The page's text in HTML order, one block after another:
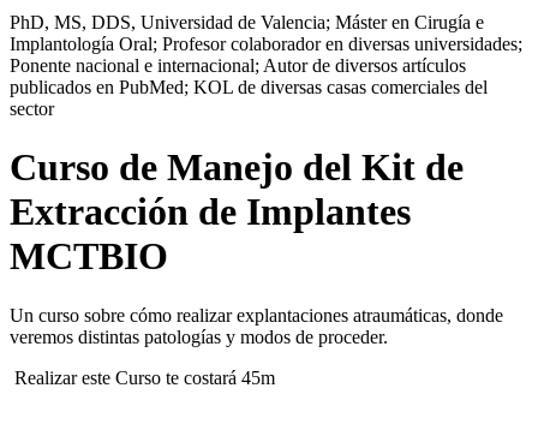
PhD, MS, DDS, Universidad de Valencia; Máster en Cirugía e
Implantología Oral; Profesor colaborador en diversas universidades;
Ponente nacional e internacional; Autor de diversos artículos
publicados en PubMed; KOL de diversas casas comerciales del
sector
Curso de Manejo del Kit de
Extracción de Implantes
MCTBIO
Un curso sobre cómo realizar explantaciones atraumáticas, donde
veremos distintas patologías y modos de proceder.
Realizar este Curso te costará 45m